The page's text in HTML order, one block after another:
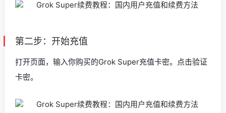
第二步：开始充值
打开页面，输入你购买的Grok Super充值卡密。点击验证
卡密。